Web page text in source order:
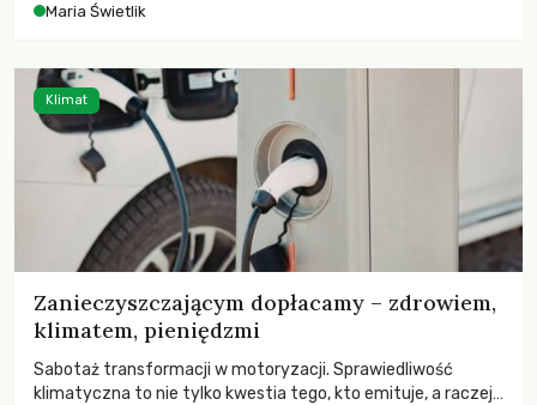
Maria Świetlik
Zanieczyszczającym dopłacamy – zdrowiem,
klimatem, pieniędzmi
Sabotaż transformacji w motoryzacji. Sprawiedliwość
klimatyczna to nie tylko kwestia tego, kto emituje, a raczej
Klimat